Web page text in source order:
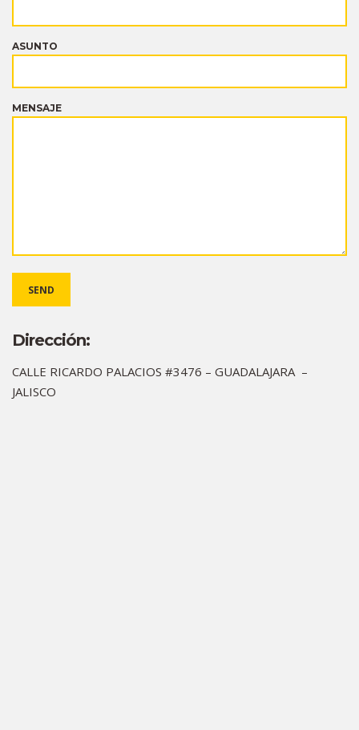
ASUNTO
MENSAJE
Dirección:
CALLE RICARDO PALACIOS #3476 – GUADALAJARA –
JALISCO